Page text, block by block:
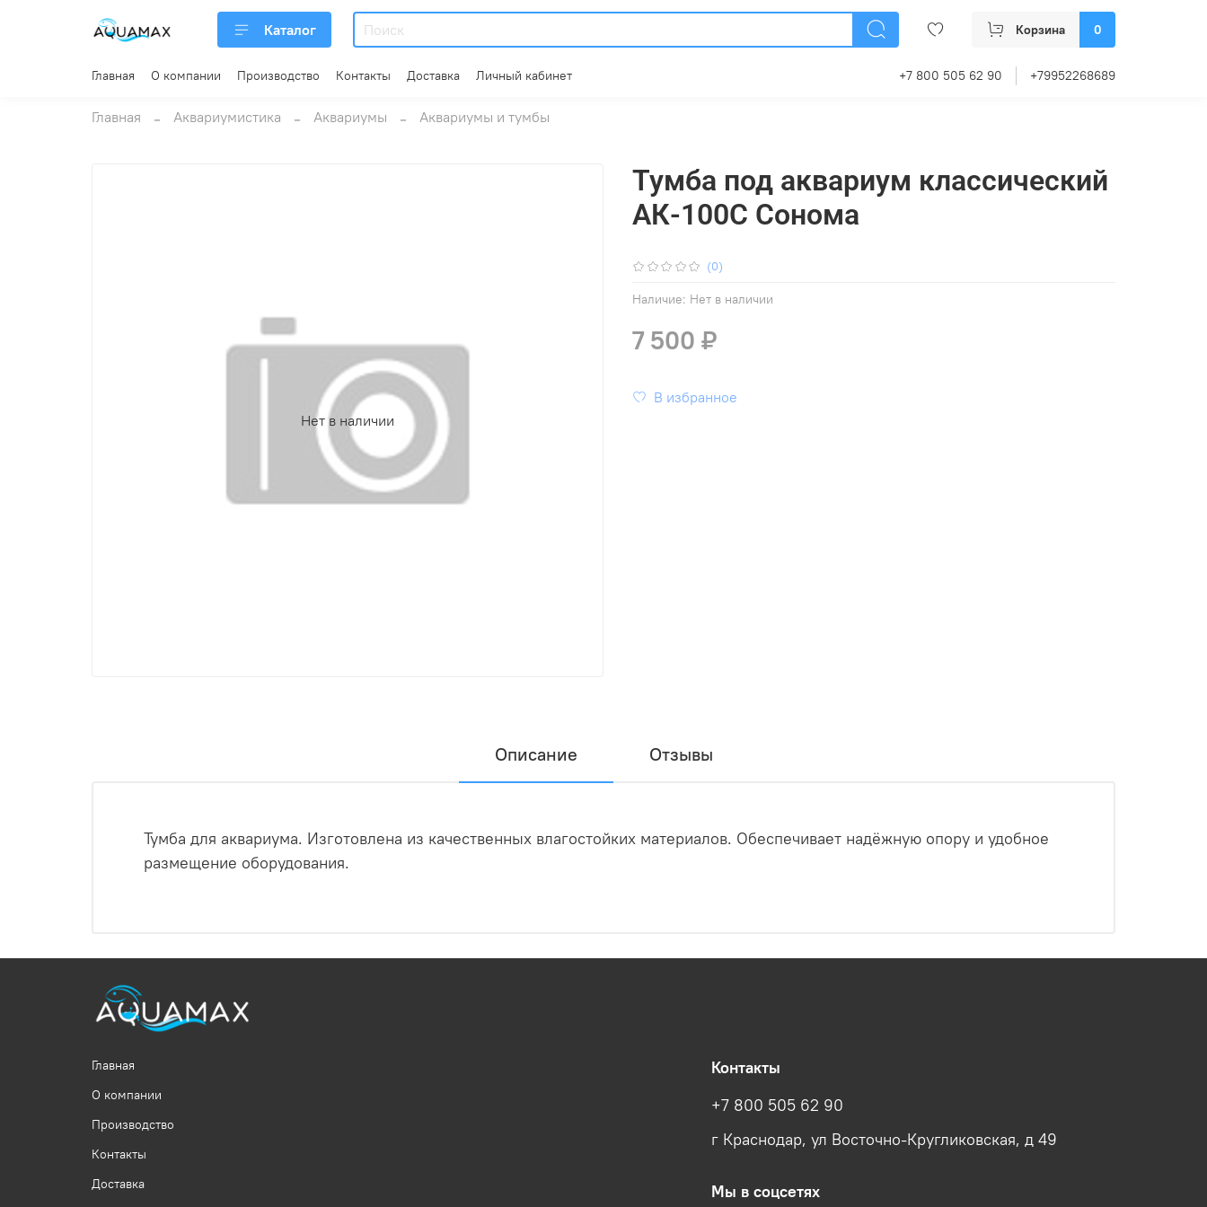
Каталог Корзина 0
Главная О компании Производство Контакты Доставка Личный кабинет +7 800 505 62 90 +79952268689
Главная Аквариумистика Аквариумы Аквариумы и тумбы
Нет в наличии
(0)
Наличие: Нет в наличии
Тумба под аквариум классический
АК-100С Сонома
7 500 ₽
В избранное
Описание Отзывы
Тумба для аквариума. Изготовлена из качественных влагостойких материалов. Обеспечивает надёжную опору и удобное
размещение оборудования.
Главная
О компании
Производство
Контакты
Доставка
Контакты
+7 800 505 62 90
г Краснодар, ул Восточно-Кругликовская, д 49
Мы в соцсетях